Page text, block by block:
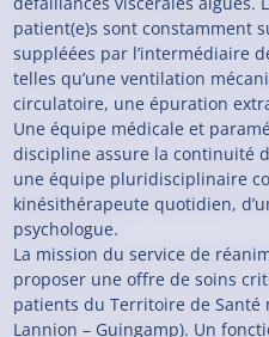
patient(e)s sont constamment
suppléées par l’intermédiaire
telles qu’une ventilation
circulatoire, une épuration
Une équipe médicale et
discipline assure la continuité
une équipe pluridisciplinaire
kinésithérapeute quotidien,
psychologue.
La mission du service de
proposer une offre de soins
patients du Territoire de Santé
Lannion – Guingamp). Un